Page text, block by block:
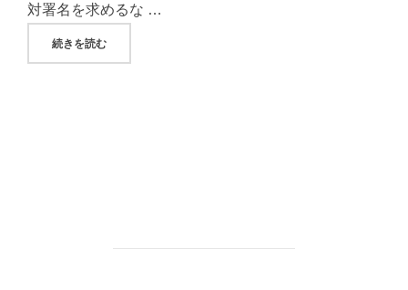
対署名を求めるな …
続きを読む"矢吹武さん、吾妻山の景観喪失をテーマとした画集「わが